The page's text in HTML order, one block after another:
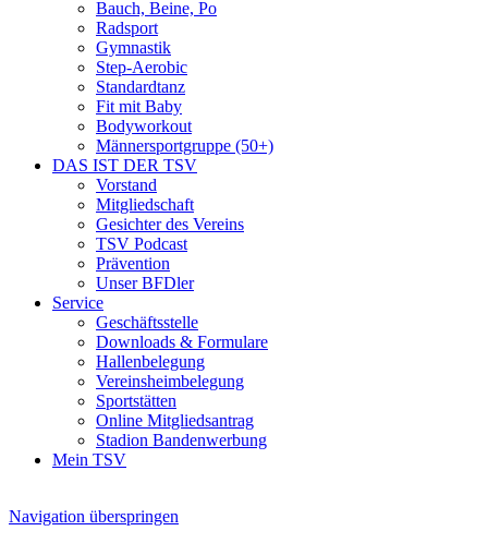
Bauch, Beine, Po
Radsport
Gymnastik
Step-Aerobic
Standardtanz
Fit mit Baby
Bodyworkout
Männersportgruppe (50+)
DAS IST DER TSV
Vorstand
Mitgliedschaft
Gesichter des Vereins
TSV Podcast
Prävention
Unser BFDler
Service
Geschäftsstelle
Downloads & Formulare
Hallenbelegung
Vereinsheimbelegung
Sportstätten
Online Mitgliedsantrag
Stadion Bandenwerbung
Mein TSV
Navigation überspringen